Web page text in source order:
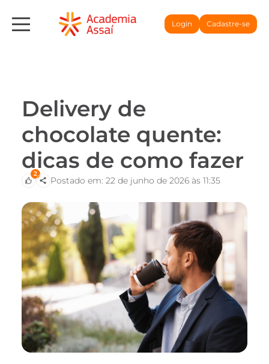
Login Cadastre-se
Delivery de
chocolate quente:
dicas de como fazer
2
Postado em: 22 de junho de 2026 às 11:35